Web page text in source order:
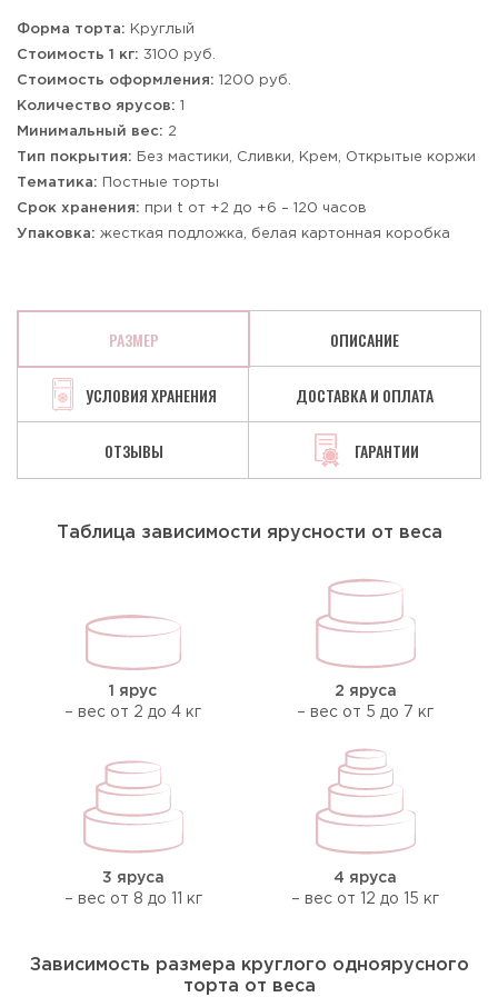
Форма торта: Круглый
Стоимость 1 кг: 3100 руб.
Стоимость оформления: 1200 руб.
Количество ярусов: 1
Минимальный вес: 2
Тип покрытия: Без мастики, Сливки, Крем, Открытые коржи
Тематика: Постные торты
Срок хранения: при t от +2 до +6 – 120 часов
Упаковка: жесткая подложка, белая картонная коробка
РАЗМЕР ОПИСАНИЕ
УСЛОВИЯ ХРАНЕНИЯ ДОСТАВКА И ОПЛАТА
ОТЗЫВЫ ГАРАНТИИ
Таблица зависимости ярусности от веса
1 ярус
– вес от 2 до 4 кг
2 яруса
– вес от 5 до 7 кг
3 яруса
– вес от 8 до 11 кг
4 яруса
– вес от 12 до 15 кг
Зависимость размера круглого одноярусного
торта от веса